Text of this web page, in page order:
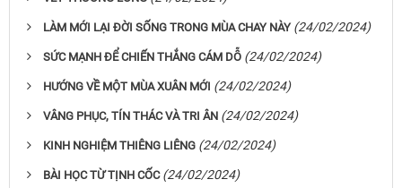
LÀM MỚI LẠI ĐỜI SỐNG TRONG MÙA CHAY NÀY (24/02/2024)
SỨC MẠNH ĐỂ CHIẾN THẮNG CÁM DỖ (24/02/2024)
HƯỚNG VỀ MỘT MÙA XUÂN MỚI (24/02/2024)
VÂNG PHỤC, TÍN THÁC VÀ TRI ÂN (24/02/2024)
KINH NGHIỆM THIÊNG LIÊNG (24/02/2024)
BÀI HỌC TỪ TỊNH CỐC (24/02/2024)